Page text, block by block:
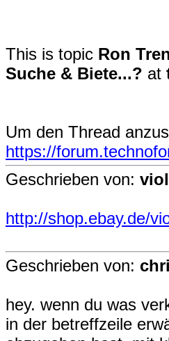
This is topic Ron
Suche & Biete...? at
Um den Thread
https://
Geschrieben von:
http://shop.ebay.de/
Geschrieben von:
hey. wenn du was
in der betreffzeile